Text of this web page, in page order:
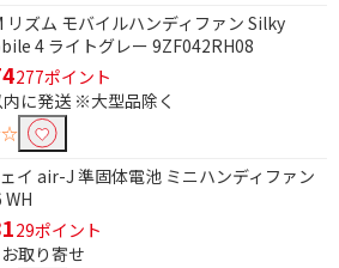
リズム モバイルハンディファン Silky
4 ライトグレー 9ZF042RH08
277ポイント
に発送 ※大型品除く
イ air-J 準固体電池 ミニハンディファン
WH
29ポイント
取り寄せ
む
円~
り込む